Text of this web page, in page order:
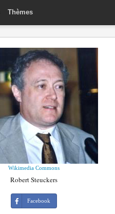
Thèmes
Wikimedia Commons
Robert Steuckers
Facebook